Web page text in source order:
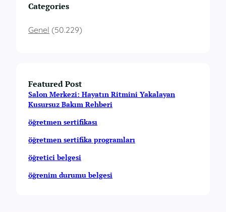
Categories
Genel (50.229)
Featured Post
Salon Merkezi: Hayatın Ritmini Yakalayan
Kusursuz Bakım Rehberi
öğretmen sertifikası
öğretmen sertifika programları
öğretici belgesi
öğrenim durumu belgesi